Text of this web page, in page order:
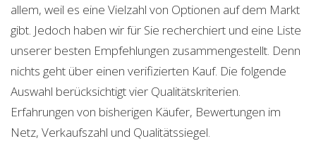
allem, weil es eine Vielzahl von Optionen auf dem Markt
gibt. Jedoch haben wir für Sie recherchiert und eine Liste
unserer besten Empfehlungen zusammengestellt. Denn
nichts geht über einen verifizierten Kauf. Die folgende
Auswahl berücksichtigt vier Qualitätskriterien.
Erfahrungen von bisherigen Käufer, Bewertungen im
Netz, Verkaufszahl und Qualitätssiegel.